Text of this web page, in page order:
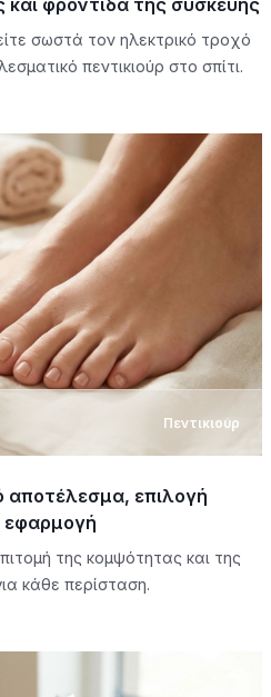
και φροντίδα της συσκευής
σωστά τον ηλεκτρικό τροχό
πεντικιούρ στο σπίτι.
Πεντικιούρ
αποτέλεσμα, επιλογή
εφαρμογή
της κομψότητας και της
κάθε περίσταση.